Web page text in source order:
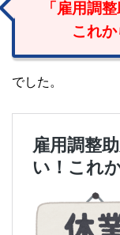
「雇用調
これ
でした。